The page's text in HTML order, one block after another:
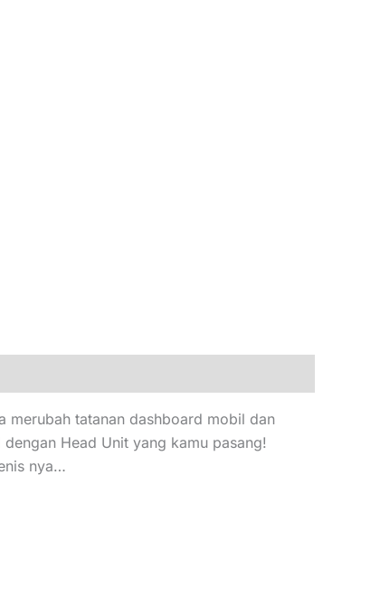
merubah tatanan dashboard mobil dan
Head Unit yang kamu pasang!
nya…